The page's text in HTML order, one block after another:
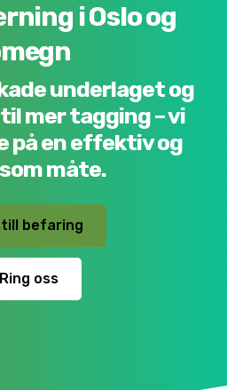
i Oslo og
underlaget og
mer tagging – vi
på en effektiv og
måte.
befaring
Ring oss